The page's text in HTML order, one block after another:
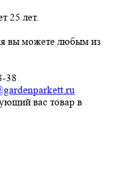
25 лет.
вы можете любым из
38
вас товар в